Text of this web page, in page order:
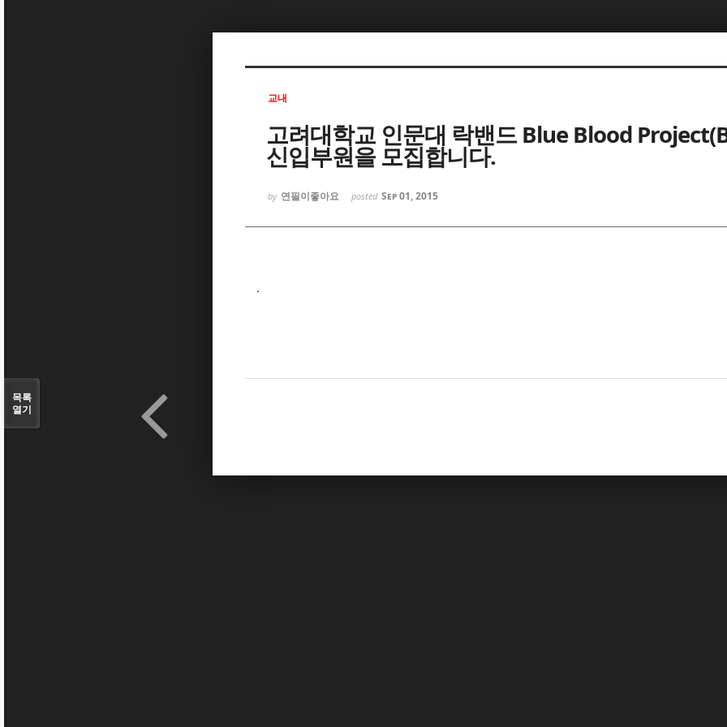
교내
고려대학교 인문대 락밴드 Blue Blood
신입부원을 모집합니다.
by 연필이좋아요 posted Sep 01, 2015
.
목록
열기
Sketchbook5, 스케치북5
Sketchbook5, 스케치북5